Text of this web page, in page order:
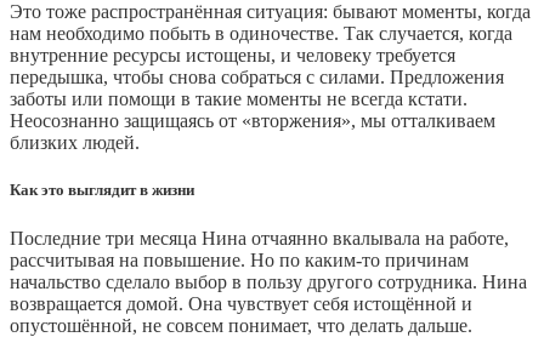
Это тоже распространённая ситуация: бывают моменты, когда
нам необходимо побыть в одиночестве. Так случается, когда
внутренние ресурсы истощены, и человеку требуется
передышка, чтобы снова собраться с силами. Предложения
заботы или помощи в такие моменты не всегда кстати.
Неосознанно защищаясь от «вторжения», мы отталкиваем
близких людей.
Как это выглядит в жизни
Последние три месяца Нина отчаянно вкалывала на работе,
рассчитывая на повышение. Но по каким-то причинам
начальство сделало выбор в пользу другого сотрудника. Нина
возвращается домой. Она чувствует себя истощённой и
опустошённой, не совсем понимает, что делать дальше.